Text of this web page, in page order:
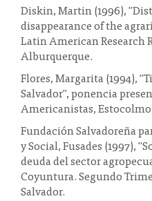
Diskin, Martin (1996),
disappearance of the
Latin American Research
Alburquerque.
Flores, Margarita (1994),
Salvador", ponencia
Americanistas,
Fundación Salvadoreña
y Social, Fusades (1997),
deuda del sector
Coyuntura. Segundo
Salvador.